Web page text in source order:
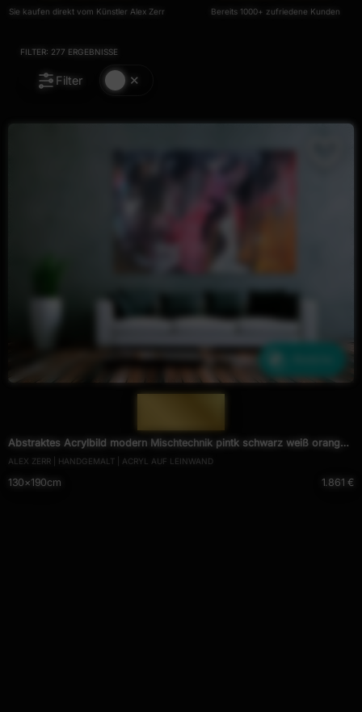
Sie kaufen direkt vom Künstler Alex Zerr
Bereits 1000+ zufriedene Kunden
FILTER: 277 ERGEBNISSE
Filter
Abstraktes Acrylbild modern Mischtechnik pintk schwarz weiß orange
zeitgenössisch
ALEX ZERR | HANDGEMALT | ACRYL AUF LEINWAND
130×190cm 1.861 €